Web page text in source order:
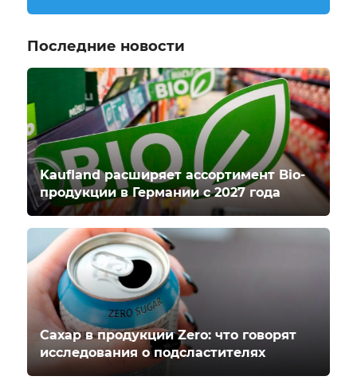
Последние новости
Kaufland расширяет ассортимент Bio-
продукции в Германии с 2027 года
Сахар в продукции Zero: что говорят
исследования о подсластителях